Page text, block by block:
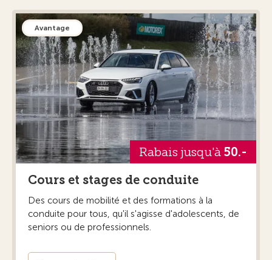
Avantage
Rabais jusqu'à 50.-
Cours et stages de conduite
Des cours de mobilité et des formations à la
conduite pour tous, qu'il s'agisse d'adolescents, de
seniors ou de professionnels.